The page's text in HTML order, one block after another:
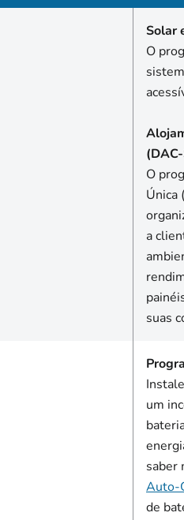
Solar
O
O
Única (
a
suas
um
saber
Auto-
de